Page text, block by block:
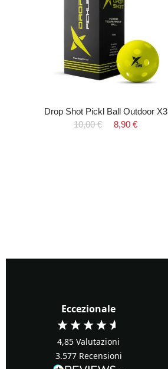
Drop Shot Pickl Ball Outdoor X3
10,00 €
8,90 €
Eccezionale
4,85 Valutazioni
3.577 Recensioni
Verified Customer
Precisi ...buoni prezzi